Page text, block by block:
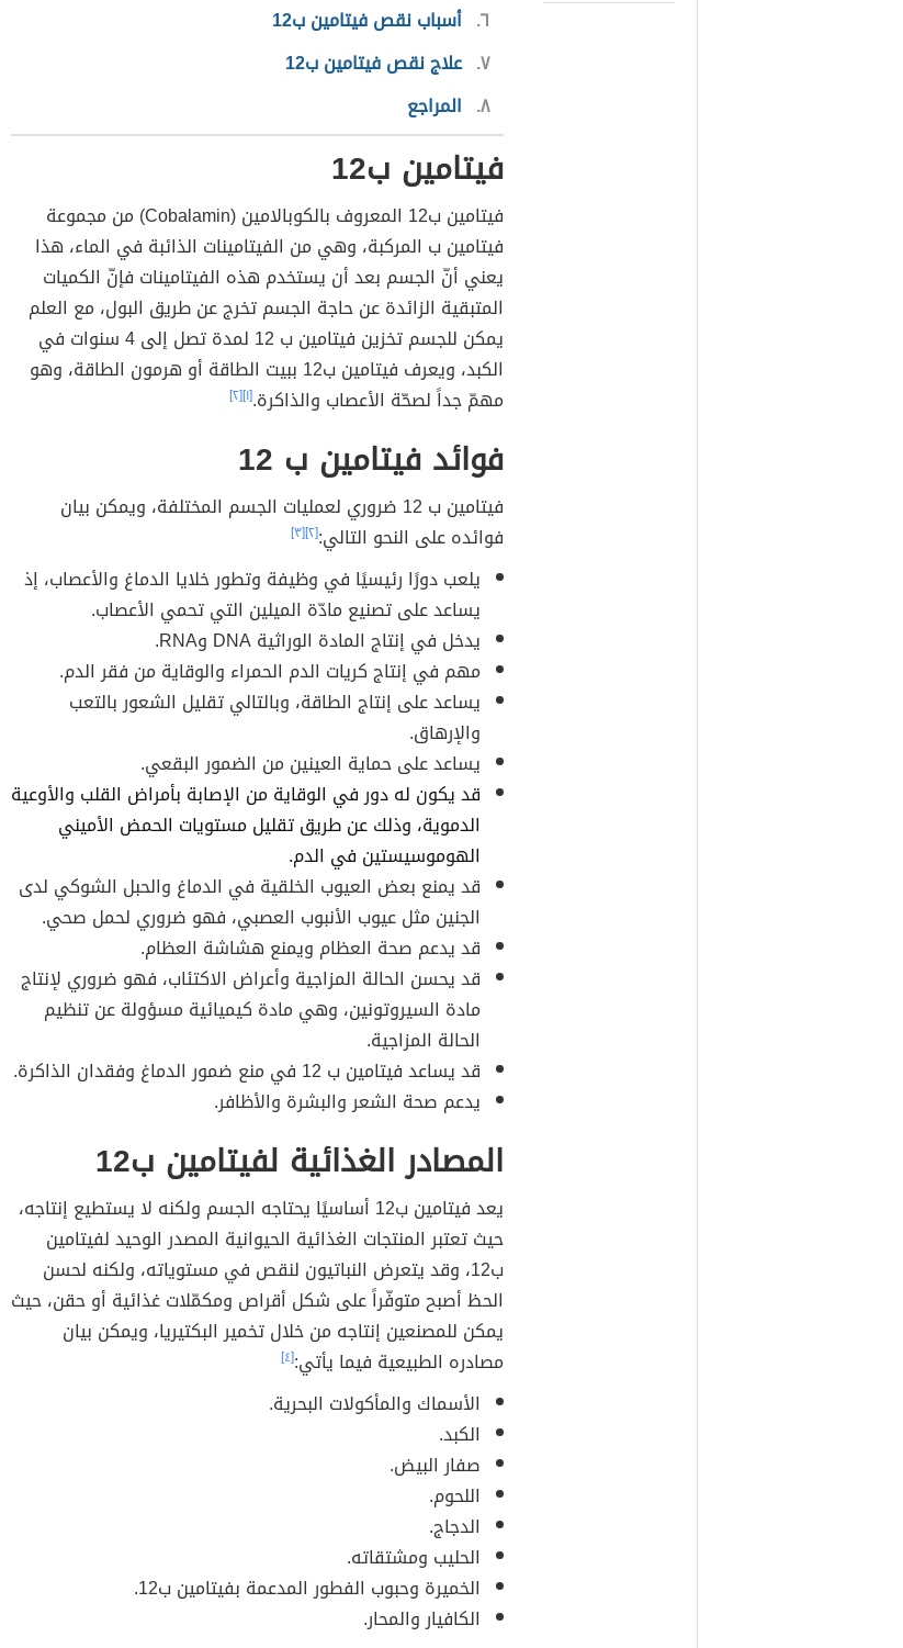
٦ أسباب نقص فيتامين ب12
٧ علاج نقص فيتامين ب12
٨ المراجع
فيتامين ب12
فيتامين ب12 المعروف بالكوبالامين (Cobalamin) من مجموعة
فيتامين ب المركبة، وهي من الفيتامينات الذائبة في الماء، هذا
يعني أنّ الجسم بعد أن يستخدم هذه الفيتامينات فإنّ الكميات
المتبقية الزائدة عن حاجة الجسم تخرج عن طريق البول، مع العلم
يمكن للجسم تخزين فيتامين ب 12 لمدة تصل إلى 4 سنوات في
الكبد، ويعرف فيتامين ب12 ببيت الطاقة أو هرمون الطاقة، وهو
مهمّ جداً لصحّة الأعصاب والذاكرة.[١] [٢]
فوائد فيتامين ب 12
فيتامين ب 12 ضروري لعمليات الجسم المختلفة، ويمكن بيان
فوائده على النحو التالي:[٢] [٣]
يلعب دورًا رئيسيًا في وظيفة وتطور خلايا الدماغ والأعصاب، إذ
يساعد على تصنيع مادّة الميلين التي تحمي الأعصاب.
يدخل في إنتاج المادة الوراثية DNA وRNA.
مهم في إنتاج كريات الدم الحمراء والوقاية من فقر الدم.
يساعد على إنتاج الطاقة، وبالتالي تقليل الشعور بالتعب
والإرهاق.
يساعد على حماية العينين من الضمور البقعي.
قد يكون له دور في الوقاية من الإصابة بأمراض القلب والأوعية
الدموية، وذلك عن طريق تقليل مستويات الحمض الأميني
الهوموسيستين في الدم.
قد يمنع بعض العيوب الخلقية في الدماغ والحبل الشوكي لدى
الجنين مثل عيوب الأنبوب العصبي، فهو ضروري لحمل صحي.
قد يدعم صحة العظام ويمنع هشاشة العظام.
قد يحسن الحالة المزاجية وأعراض الاكتئاب، فهو ضروري لإنتاج
مادة السيروتونين، وهي مادة كيميائية مسؤولة عن تنظيم
الحالة المزاجية.
قد يساعد فيتامين ب 12 في منع ضمور الدماغ وفقدان الذاكرة.
يدعم صحة الشعر والبشرة والأظافر.
المصادر الغذائية لفيتامين ب12
يعد فيتامين ب12 أساسيًا يحتاجه الجسم ولكنه لا يستطيع إنتاجه،
حيث تعتبر المنتجات الغذائية الحيوانية المصدر الوحيد لفيتامين
ب12، وقد يتعرض النباتيون لنقص في مستوياته، ولكنه لحسن
الحظ أصبح متوفّراً على شكل أقراص ومكمّلات غذائية أو حقن، حيث
يمكن للمصنعين إنتاجه من خلال تخمير البكتيريا، ويمكن بيان
مصادره الطبيعية فيما يأتي:[٤]
الأسماك والمأكولات البحرية.
الكبد.
صفار البيض.
اللحوم.
الدجاج.
الحليب ومشتقاته.
الخميرة وحبوب الفطور المدعمة بفيتامين ب12.
الكافيار والمحار.